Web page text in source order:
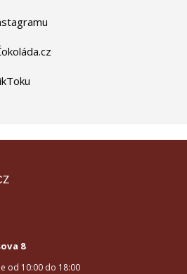
8
od 10:00 do 18:00